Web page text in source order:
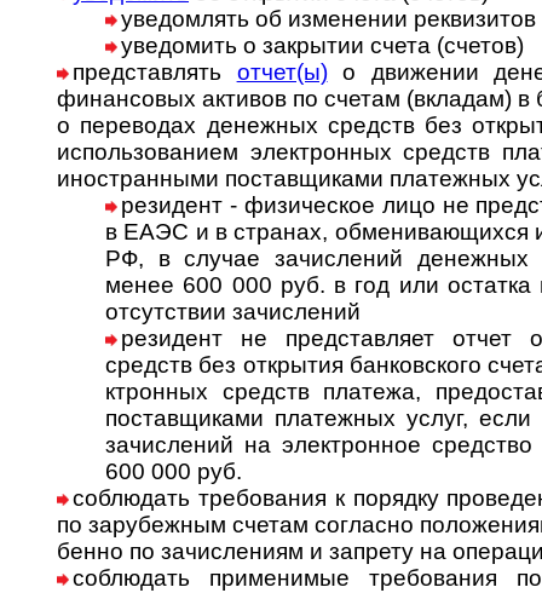
уведомлять об изменении реквизитов
уведомить о закрытии счета (счетов)
представлять отчет(ы)о движении
финан­со­вых акти­вов по сче­там (вкла­дам)
о пере­во­дах денеж­ных средств без
испо­ль­зо­ва­нием эле­кт­рон­ных средств
ино­ст­ран­ными пос­тав­щи­ками пла­теж­ных
резидент - физическое лицо не
в ЕАЭС и в стра­нах, обме­ни­ва­ю­щи­хся
РФ, в слу­чае зачис­ле­ний денеж­ных
менее 600 000 руб. в год или
отсут­ст­вии зачи­слений
резидент не представляет отчет
средств без откры­тия бан­ков­с­кого
кт­рон­ных средств пла­тежа,
пос­тав­щи­ками пла­теж­ных услуг,
зачис­ле­ний на эле­кт­рон­ное
600 000 руб.
соблюдать требования к порядку
по зару­беж­ным сче­там согла­сно
бенно по зачис­ле­ниям и зап­рету на
соблюдать применимые требования